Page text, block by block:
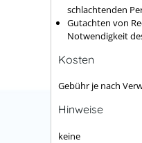
schlachtenden
Gutachten von
Notwendigkeit
Kosten
Gebühr je nach
Hinweise
keine